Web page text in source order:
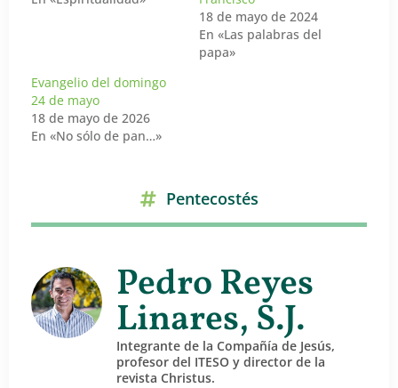
18 de mayo de 2024
En «Las palabras del
papa»
Evangelio del domingo
24 de mayo
18 de mayo de 2026
En «No sólo de pan…»
Pentecostés
Pedro Reyes
Linares, S.J.
Integrante de la Compañía de Jesús,
profesor del ITESO y director de la
revista Christus.